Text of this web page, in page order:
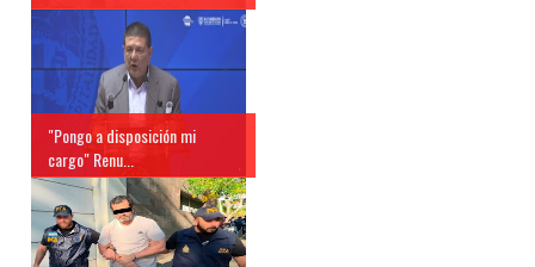
"Pongo a disposición mi
cargo" Renu...